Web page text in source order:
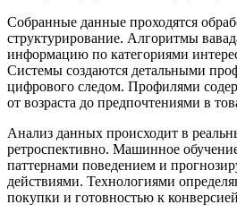
Собранные данные проходятся
структурирование. Алгоритмы
информацию по категориями
Системы создаются детальными
цифрового следом. Профилями
от возраста до предпочтениями в
Анализ данных происходит в
ретроспективно. Машинное
паттернами поведением и
действиями. Технологиями
покупки и готовностью к